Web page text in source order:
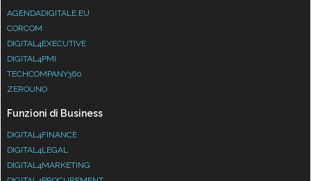
AGENDADIGITALE.EU
CORCOM
DIGITAL4EXECUTIVE
DIGITAL4PMI
TECHCOMPANY360
ZEROUNO
Funzioni di Business
DIGITAL4FINANCE
DIGITAL4LEGAL
DIGITAL4MARKETING